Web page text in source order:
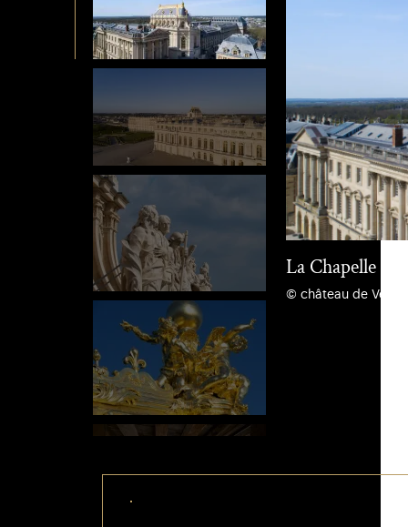
La Chapelle
© château de